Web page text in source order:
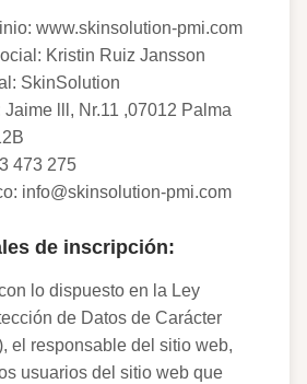
www.skinsolution-pmi.com
Kristin Ruiz Jansson
SkinSolution
lll, Nr.11 ,07012 Palma
473 275
info@skinsolution-pmi.com
de inscripción:
lo dispuesto en la Ley
de Datos de Carácter
el responsable del sitio web,
usuarios del sitio web que